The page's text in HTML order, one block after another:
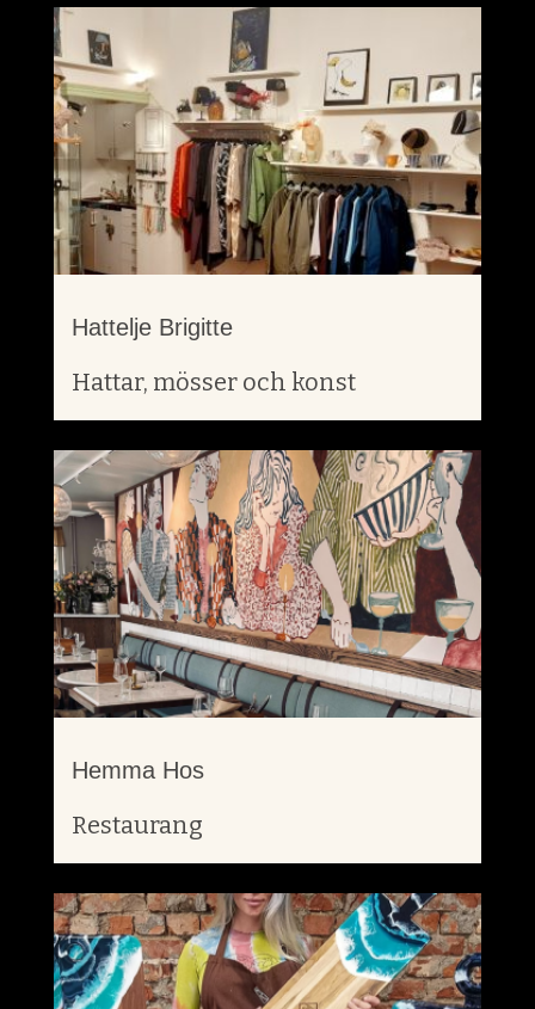
Hattelje Brigitte
Hattar, mösser och konst
Hemma Hos
Restaurang